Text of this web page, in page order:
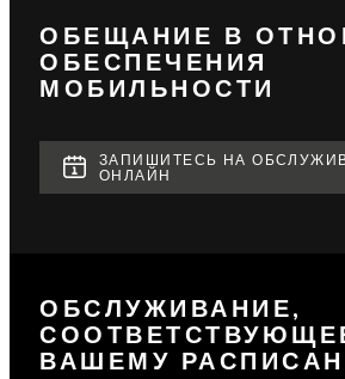
ОБЕЩАНИЕ В
ОБЕСПЕЧЕНИЯ
МОБИЛЬНОСТИ
ЗАПИШИТЕСЬ НА
ОНЛАЙН
ОБСЛУЖИВАНИЕ,
ВАШЕМУ